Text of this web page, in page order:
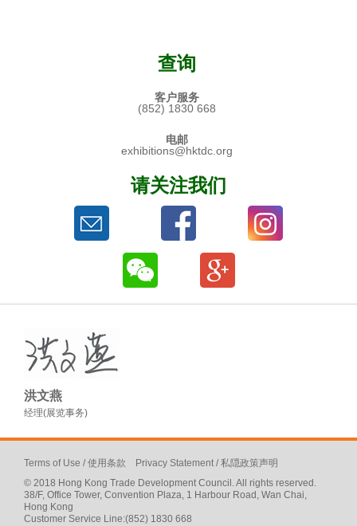
查询
客户服务
(852) 1830 668
电邮
exhibitions@hktdc.org
请关注我们
洪文燕
经理(展览事务)
Terms of Use /使用条款 Privacy Statement /私隠政策声明
© 2018 Hong Kong Trade Development Council. All rights reserved.
38/F, Office Tower, Convention Plaza, 1 Harbour Road, Wan Chai,
Hong Kong
Customer Service Line:(852) 1830 668